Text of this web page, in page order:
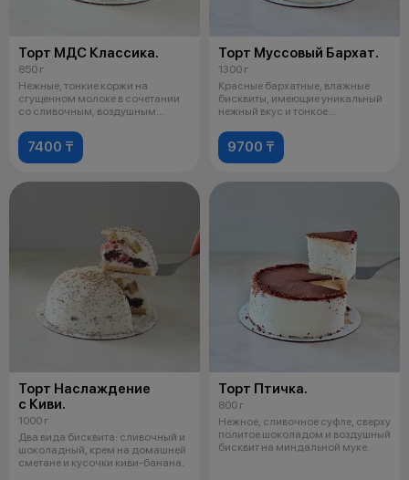
Торт МДС Классика.
850 г
Нежные, тонкие коржи на
сгущенном молоке в сочетании
со сливочным, воздушным
7400 ₸
Торт Муссовый Бархат.
1300 г
Красные бархатные, влажные
бисквиты, имеющие уникальный
нежный вкус и тонкое
9700 ₸
Торт Наслаждение
с Киви.
1000 г
Два вида бисквита: сливочный и
шоколадный, крем на домашней
сметане и кусочки киви-банана.
Торт Птичка.
800 г
Нежное, сливочное суфле, сверху
политое шоколадом и воздушный
бисквит на миндальной муке.